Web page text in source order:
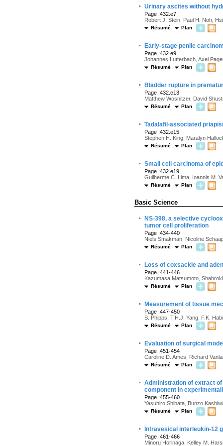
· Urinary ascites without
Page :432.e7
Robert J. Stein, Paul H. Noh,
Résumé Plan
· Early-stage penile
Page :432.e9
Johannes Lutterbach, Axel
Résumé Plan
· Bladder rupture in
Page :432.e13
Matthew Wosnitzer, David
Résumé Plan
· Tadalafil-associated
Page :432.e15
Stephen H. King, Maralyn
Résumé Plan
· Small cell carcinoma of
Page :432.e19
Guilherme C. Lima, Ioannis M.
Résumé Plan
Basic Science
·
NS-398, a selective
tumor cell proliferation
Page :434-440
Niels Smakman, Nicoline
Résumé Plan
· Loss of coxsackie and
Page :441-446
Kazumasa Matsumoto,
Résumé Plan
· Measurement of tissue
Page :447-450
S. Phipps, T.H.J. Yang, F.K.
Résumé Plan
· Evaluation of surgical
Page :451-454
Caroline D. Ames, Richard
Résumé Plan
· Administration of extract
component in
Page :455-460
Yasuhiro Shibata, Bunzo
Résumé Plan
· Intravesical interleukin-12
Page :461-466
Minoru Horinaga, Kelley M.